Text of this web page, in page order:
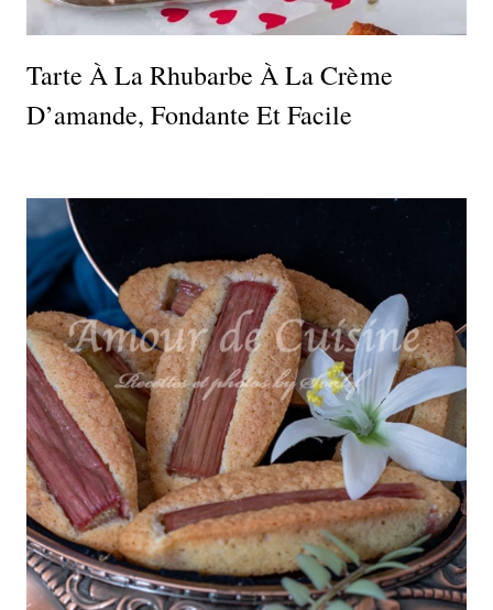
Tarte À La Rhubarbe À La Crème
D’amande, Fondante Et Facile